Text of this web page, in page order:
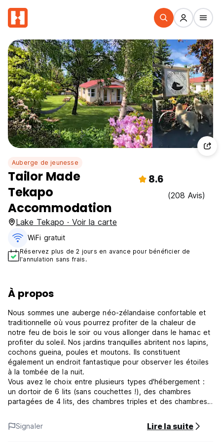
Auberge de jeunesse
Tailor Made
Tekapo
Accommodation
8.6
(208 Avis)
Lake Tekapo · Voir la carte
WiFi gratuit
Réservez plus de 2 jours en avance pour bénéficier de
l'annulation sans frais.
À propos
Nous sommes une auberge néo-zélandaise confortable et
traditionnelle où vous pourrez profiter de la chaleur de
notre feu de bois le soir ou vous allonger dans le hamac et
profiter du soleil. Nos jardins tranquilles abritent nos lapins,
cochons gueina, poules et moutons. Ils constituent
également un endroit fantastique pour observer les étoiles
à la tombée de la nuit.
Vous avez le choix entre plusieurs types d'hébergement :
un dortoir de 6 lits (sans couchettes !), des chambres
partagées de 4 lits, des chambres triples et des chambres
bains privative.
WIFI GRATUIT illimité, serviettes GRATUITES et location
Signaler Lire la suite